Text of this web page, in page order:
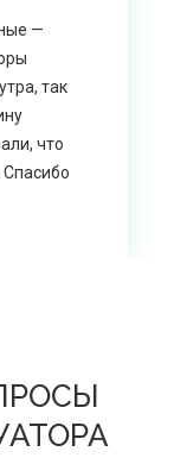
—
так
что
Спасибо